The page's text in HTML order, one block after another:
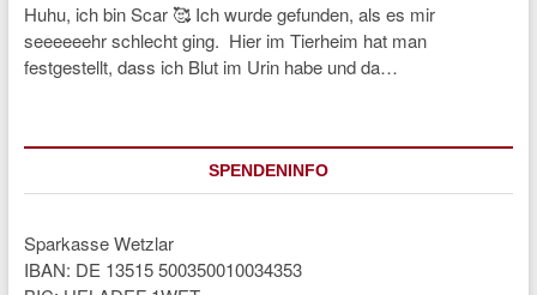
Huhu, ich bin Scar 🥰 Ich wurde gefunden, als es mir
seeeeeehr schlecht ging. Hier im Tierheim hat man
festgestellt, dass ich Blut im Urin habe und da…
SPENDENINFO
Sparkasse Wetzlar
IBAN: DE 13515 500350010034353